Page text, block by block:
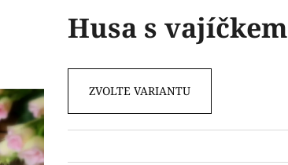
produktu
je
hvězdiček.
Husa s vajíčkem
ZVOLTE VARIANTU